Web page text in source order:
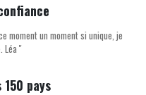
moment un moment si unique, je
Léa ''
pays